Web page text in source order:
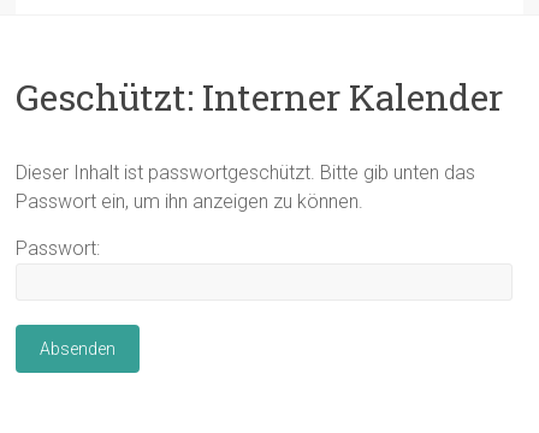
Geschützt: Interner Kalender
Dieser Inhalt ist passwortgeschützt. Bitte gib unten das
Passwort ein, um ihn anzeigen zu können.
Passwort: